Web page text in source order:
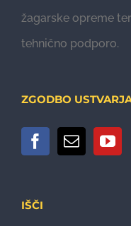
žagarske opreme
tehnično podporo.
ZGODBO
IŠČI